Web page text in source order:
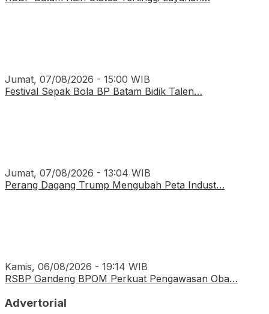
Jumat, 07/08/2026 - 15:00 WIB
Festival Sepak Bola BP Batam Bidik Talen…
Jumat, 07/08/2026 - 13:04 WIB
Perang Dagang Trump Mengubah Peta Indust…
Kamis, 06/08/2026 - 19:14 WIB
RSBP Gandeng BPOM Perkuat Pengawasan Oba…
Advertorial